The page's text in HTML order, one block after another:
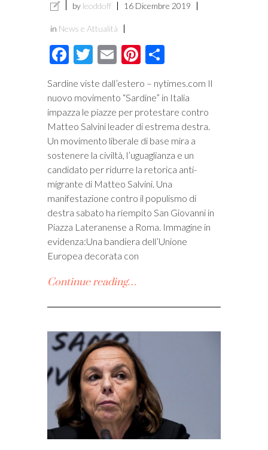
by leoddoff 16 Dicembre 2019
in News e Attualità
Facebook
Twitter
EmailPinterest
Sardine viste dall’estero – nytimes.com Il
nuovo movimento “Sardine” in Italia
impazza le piazze per protestare contro
Matteo Salvini leader di estrema destra.
Un movimento liberale di base mira a
sostenere la civiltà, l’uguaglianza e un
candidato per ridurre la retorica anti-
migrante di Matteo Salvini. Una
manifestazione contro il populismo di
destra sabato ha riempito San Giovanni in
Piazza Lateranense a Roma. Immagine in
evidenza:Una bandiera dell’Unione
Europea decorata con
Continue reading…